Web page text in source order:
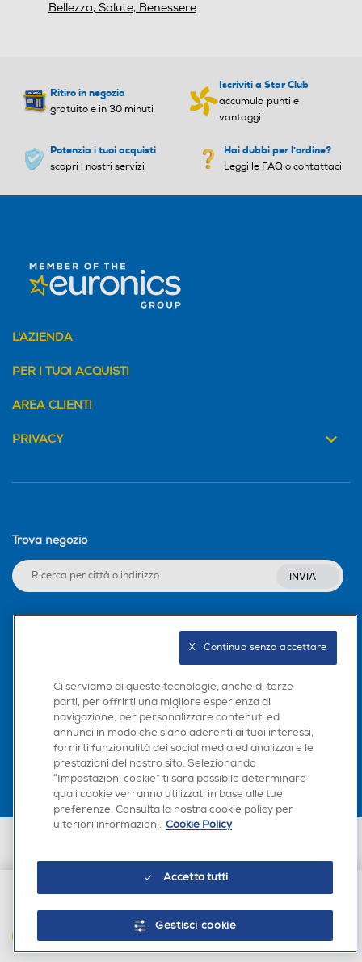
AGGIUNGI AL CARRELLO
Bellezza, Salute, Benessere
Ritiro in negozio
gratuito e in 30 minuti
Iscriviti a Star Club
accumula punti e
vantaggi
Potenzia i tuoi acquisti
scopri i nostri servizi
Hai dubbi per l'ordine?
Leggi le FAQ o contattaci
L'AZIENDA
PER I TUOI ACQUISTI
AREA CLIENTI
PRIVACY
Trova negozio
INVIA
Scarica la nostra app
n. 13337170156. Codice intermediario SDI: HHBD9AK. Vendite soggette
agli Artt. 45 e ss del Codice del Consumo in tema di Diritti dei
Ci serviamo di queste tecnologie, anche di terze
parti, per offrirti una migliore esperienza di
navigazione, per personalizzare contenuti ed
annunci in modo che siano aderenti ai tuoi interessi,
fornirti funzionalità dei social media ed analizzare le
prestazioni del nostro sito. Selezionando
“Impostazioni cookie” ti sarà possibile determinare
quali cookie verranno utilizzati in base alle tue
preferenze. Consulta la nostra cookie policy per
ulteriori informazioni. Cookie Policy
Accetta tutti
Gestisci cookie
X   Continua senza accettare